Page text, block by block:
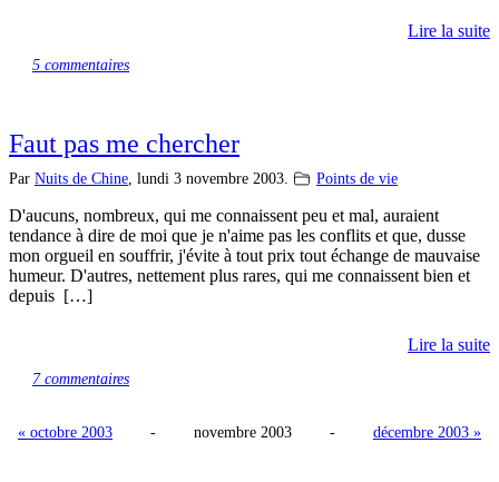
Lire la suite
5 commentaires
Faut pas me chercher
Par Nuits de Chine lundi 3 novembre 2003. Points de vie
D'aucuns, nombreux, qui me connaissent peu et mal, auraient
tendance à dire de moi que je n'aime pas les conflits et que, dusse
mon orgueil en souffrir, j'évite à tout prix tout échange de mauvaise
humeur. D'autres, nettement plus rares, qui me connaissent bien et
depuis […]
Lire la suite
7 commentaires
« octobre 2003 - novembre 2003 - décembre 2003 »